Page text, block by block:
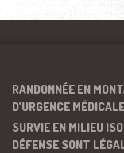
RANDONNÉE EN
D’URGENCE
SURVIE EN MILIEU
DÉFENSE SONT